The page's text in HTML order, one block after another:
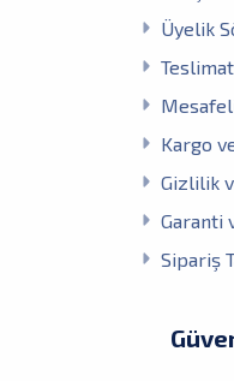
Üyelik
Kargo
Gizlilik
Garanti
Sipariş